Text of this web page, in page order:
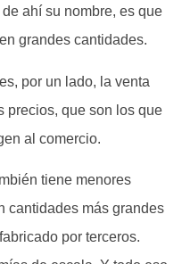
ahí su nombre, es que
grandes cantidades.
por un lado, la venta
precios, que son los que
al comercio.
tiene menores
cantidades más grandes
por terceros.